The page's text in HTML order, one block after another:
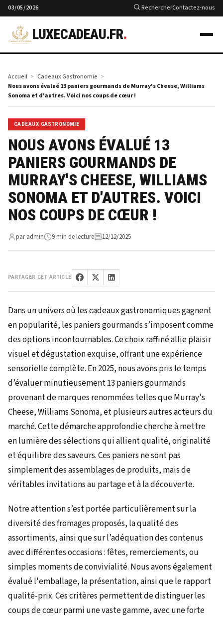
03/05/2026 RechercherContactez-nous
LUXECADEAU.FR.
Accueil
Cadeaux Gastronomie
Nous avons évalué 13 paniers gourmands de Murray's Cheese, Williams
Sonoma et d'autres. Voici nos coups de cœur !
CADEAUX GASTRONOMIE
NOUS AVONS ÉVALUÉ 13
PANIERS GOURMANDS DE
MURRAY'S CHEESE, WILLIAMS
SONOMA ET D'AUTRES. VOICI
NOS COUPS DE CŒUR !
par admin 9 min de lecture 12/12/2025
PARTAGER CET ARTICLE
Dans un univers où les cadeaux gastronomiques gagnent
en popularité, les paniers gourmands s’imposent comme
des options incontournables. Ce choix raffiné allie plaisir
visuel et dégustation exquise, offrant une expérience
sensorielle complète. En 2025, nous avons pris le temps
d’évaluer minutieusement 13 paniers gourmands
provenant de marques renommées telles que Murray's
Cheese, Williams Sonoma, et plusieurs autres acteurs du
marché. Cette démarche approfondie cherche à mettre
en lumière des sélections qui allient qualité, originalité
et équilibre des saveurs. Ces paniers ne sont pas
simplement des assemblages de produits, mais de
véritables invitations au partage et à la découverte.
Notre attention s’est portée particulièrement sur la
diversité des fromages proposés, la qualité des
assortiments, ainsi que sur l’adéquation des contenus
avec différentes occasions : fêtes, remerciements, ou
simples moments de convivialité. Nous avons également
évalué l'emballage, la présentation, ainsi que le rapport
qualité-prix. Ces critères permettent de distinguer les
coups de cœur parmi une vaste gamme, avec une forte